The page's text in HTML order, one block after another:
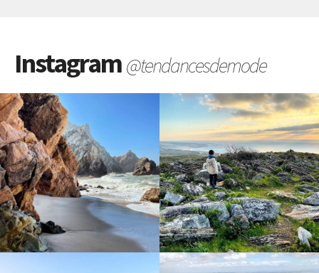
Instagram@tendancesdemode